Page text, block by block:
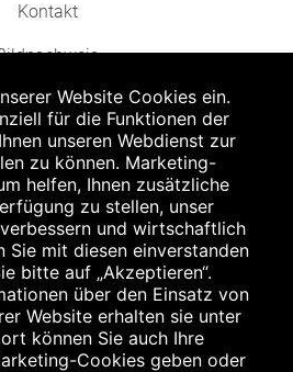
Kontakt
solange der Vorrat reicht. Für Druck-
lesen Sie die Packungsbeilage und fragen
Apothekenerstattungspreis
Preisempfehlung der Hersteller. Der
Ansatz gebrachter Preis für rezeptfreie
Höhe dem für Apotheken verbindlichen
in bestimmten Fällen (z.B. bei Kindern
der gesetzlichen Krankenversicherung
Website Cookies ein.
für die Funktionen der
unseren Webdienst zur
zu können. Marketing-
helfen, Ihnen zusätzliche
zu stellen, unser
und wirtschaftlich
Sie mit diesen einverstanden
bitte auf „Akzeptieren“.
über den Einsatz von
Website erhalten sie unter
können Sie auch Ihre
Cookies geben oder